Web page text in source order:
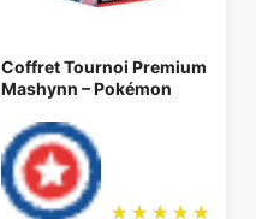
Coffret Tournoi Premium
Mashynn – Pokémon